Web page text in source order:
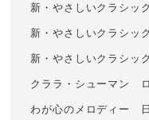
新・やさしいクラシッ
新・やさしいクラシッ
新・やさしいクラシッ
クララ・シューマン
わが心のメロディー